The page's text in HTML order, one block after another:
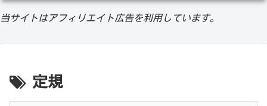
当サイトはアフィリエイト広告を利用しています。
定規